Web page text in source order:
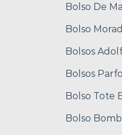
Bolso De
Bolso
Bolsos
Bolsos
Bolso Tote
Bolso